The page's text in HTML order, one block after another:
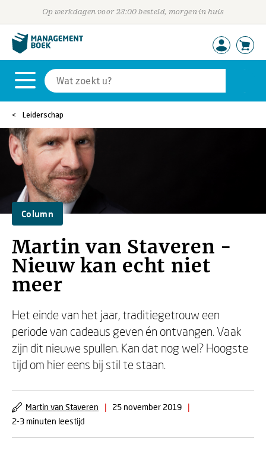
Op werkdagen voor 23:00 besteld, morgen in huis
Leiderschap
Column
Martin van Staveren -
Nieuw kan echt niet
meer
Het einde van het jaar, traditiegetrouw een
periode van cadeaus geven én ontvangen. Vaak
zijn dit nieuwe spullen. Kan dat nog wel? Hoogste
tijd om hier eens bij stil te staan.
Martin van Staveren | 25 november 2019
|
2-3 minuten leestijd